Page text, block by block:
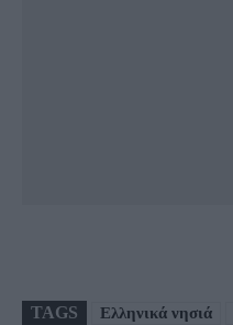
TAGS Ελληνικά νησιά